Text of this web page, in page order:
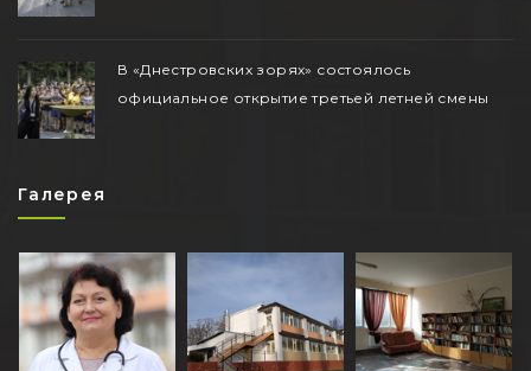
В «Днестровских зорях» состоялось
официальное открытие третьей летней смены
Галерея